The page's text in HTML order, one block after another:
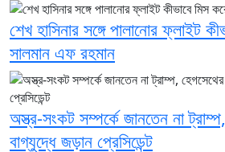
শেখ হাসিনার সঙ্গে পালানোর ফ্লাইট
সালমান এফ রহমান
অস্ত্র-সংকট সম্পর্কে জানতেন না
বাগ্‌যুদ্ধে জড়ান প্রেসিডেন্ট